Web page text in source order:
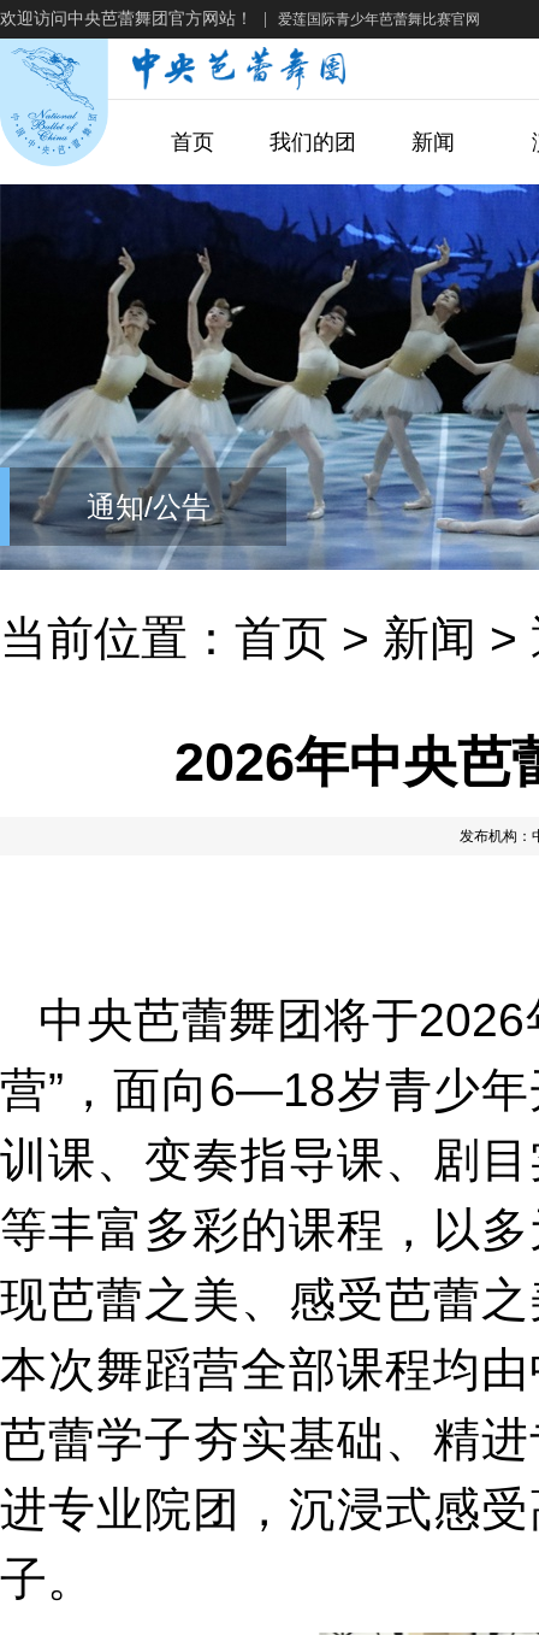
欢迎访问中央芭蕾舞团官方网站！ 爱莲国际青少年芭蕾舞比赛官网
首页 我们的团 新闻
通知/公告
当前位置： 首页 > 新闻 >
2026年中央芭
发布机构：
中央芭蕾舞团将于
营”，面向6—18岁青少
训课、变奏指导课、剧
等丰富多彩的课程，以
现芭蕾之美、感受芭蕾
本次舞蹈营全部课程均
芭蕾学子夯实基础、精
进专业院团，沉浸式感
子。